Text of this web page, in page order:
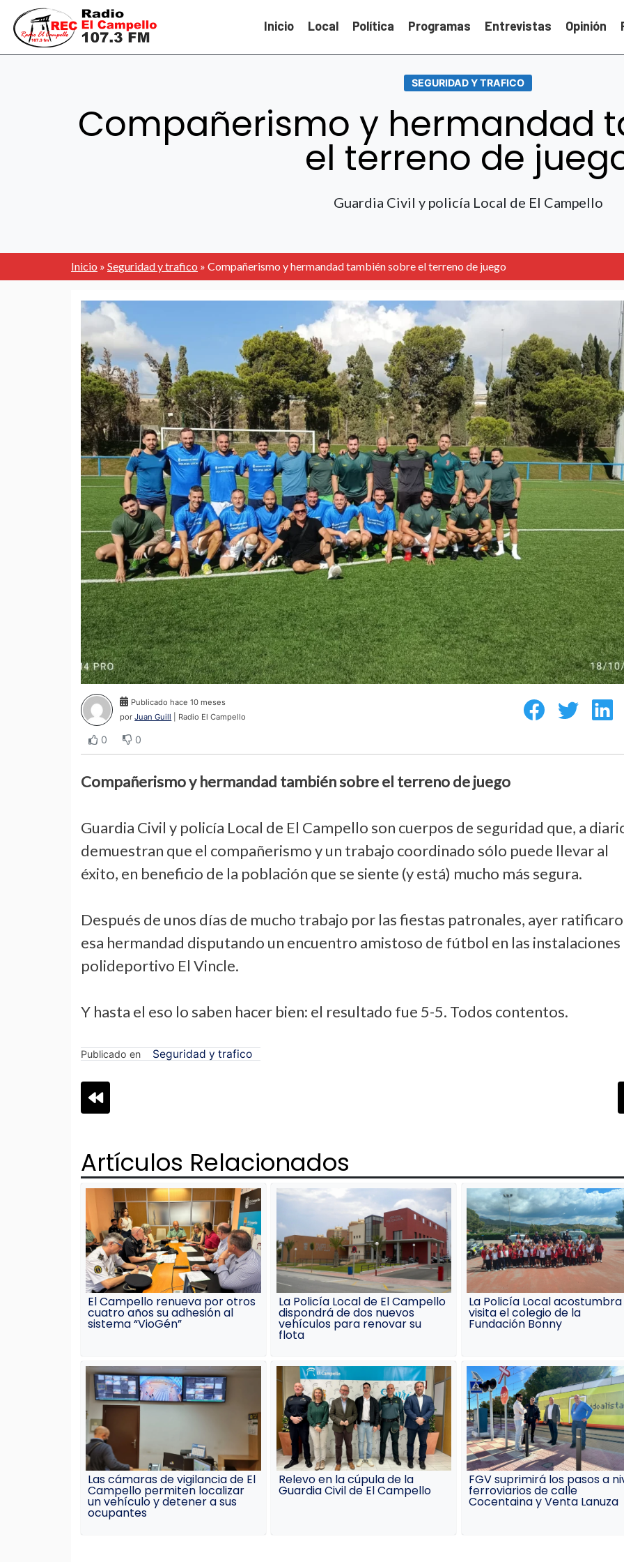
Inicio Local Política Programas Entrevistas Opinión
SEGURIDAD Y TRAFICO
Compañerismo y hermandad
el terreno de
Guardia Civil y policía Local de El Campello
Inicio » Seguridad y trafico » Compañerismo y hermandad también sobre el terreno de juego
Publicado hace 10 meses
porJuan Guill | Radio El Campello
0 0
Compañerismo y hermandad también sobre el terreno de juego
Guardia Civil y policía Local de El Campello son cuerpos de seguridad que, a
demuestran que el compañerismo y un trabajo coordinado sólo puede llevar al
éxito, en beneficio de la población que se siente (y está) mucho más segura.
Después de unos días de mucho trabajo por las fiestas patronales, ayer
esa hermandad disputando un encuentro amistoso de fútbol en las
polideportivo El Vincle.
Y hasta el eso lo saben hacer bien: el resultado fue 5-5. Todos contentos.
Publicado en Seguridad y trafico
Navegación
de
entradas
Artículos Relacionados
El Campello renueva por otros
cuatro años su adhesión al
sistema “VioGén”
La Policía Local de El Campello
dispondrá de dos nuevos
vehículos para renovar su
flota
La Policía Local acostumbra
visita el colegio de la
Fundación Bonny
Las cámaras de vigilancia de El
Campello permiten localizar
un vehículo y detener a sus
ocupantes
Relevo en la cúpula de la
Guardia Civil de El Campello
FGV suprimirá los pasos a
ferroviarios de calle
Cocentaina y Venta Lanuza